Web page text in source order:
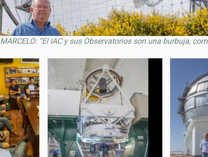
“El IAC y sus Observatorios son una burbuja,